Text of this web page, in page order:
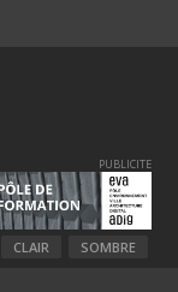
PUBLICITE
CLAIR SOMBRE